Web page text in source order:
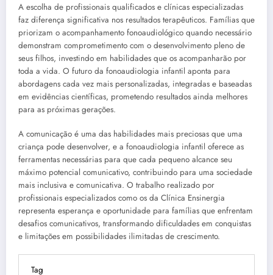
A escolha de profissionais qualificados e clínicas especializadas
faz diferença significativa nos resultados terapêuticos. Famílias que
priorizam o acompanhamento fonoaudiológico quando necessário
demonstram comprometimento com o desenvolvimento pleno de
seus filhos, investindo em habilidades que os acompanharão por
toda a vida. O futuro da fonoaudiologia infantil aponta para
abordagens cada vez mais personalizadas, integradas e baseadas
em evidências científicas, prometendo resultados ainda melhores
para as próximas gerações.
A comunicação é uma das habilidades mais preciosas que uma
criança pode desenvolver, e a fonoaudiologia infantil oferece as
ferramentas necessárias para que cada pequeno alcance seu
máximo potencial comunicativo, contribuindo para uma sociedade
mais inclusiva e comunicativa. O trabalho realizado por
profissionais especializados como os da Clínica Ensinergia
representa esperança e oportunidade para famílias que enfrentam
desafios comunicativos, transformando dificuldades em conquistas
e limitações em possibilidades ilimitadas de crescimento.
Tag